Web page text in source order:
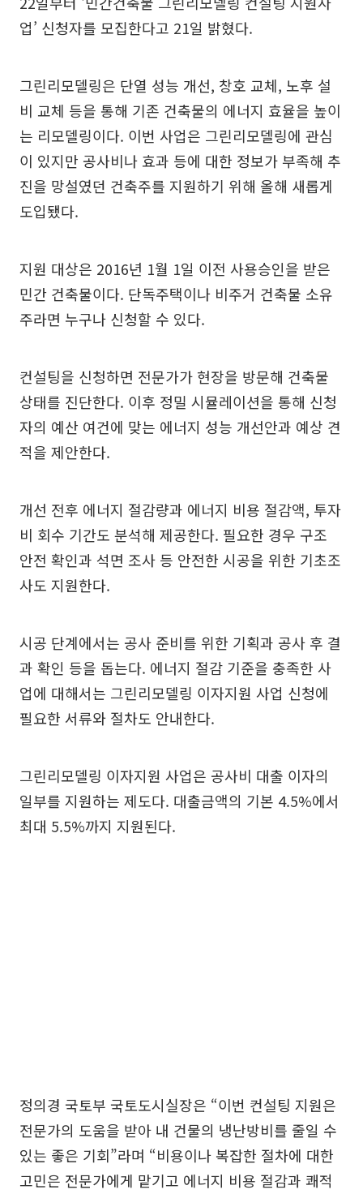
업’ 신청자를 모집한다고 21일 밝혔다.
그린리모델링은 단열 성능 개선, 창호 교체, 노후 설
비 교체 등을 통해 기존 건축물의 에너지 효율을 높이
는 리모델링이다. 이번 사업은 그린리모델링에 관심
이 있지만 공사비나 효과 등에 대한 정보가 부족해 추
진을 망설였던 건축주를 지원하기 위해 올해 새롭게
도입됐다.
지원 대상은 2016년 1월 1일 이전 사용승인을 받은
민간 건축물이다. 단독주택이나 비주거 건축물 소유
주라면 누구나 신청할 수 있다.
컨설팅을 신청하면 전문가가 현장을 방문해 건축물
상태를 진단한다. 이후 정밀 시뮬레이션을 통해 신청
자의 예산 여건에 맞는 에너지 성능 개선안과 예상 견
적을 제안한다.
개선 전후 에너지 절감량과 에너지 비용 절감액, 투자
비 회수 기간도 분석해 제공한다. 필요한 경우 구조
안전 확인과 석면 조사 등 안전한 시공을 위한 기초조
사도 지원한다.
시공 단계에서는 공사 준비를 위한 기획과 공사 후 결
과 확인 등을 돕는다. 에너지 절감 기준을 충족한 사
업에 대해서는 그린리모델링 이자지원 사업 신청에
필요한 서류와 절차도 안내한다.
그린리모델링 이자지원 사업은 공사비 대출 이자의
일부를 지원하는 제도다. 대출금액의 기본 4.5%에서
최대 5.5%까지 지원된다.
정의경 국토부 국토도시실장은 “이번 컨설팅 지원은
전문가의 도움을 받아 내 건물의 냉난방비를 줄일 수
있는 좋은 기회”라며 “비용이나 복잡한 절차에 대한
고민은 전문가에게 맡기고 에너지 비용 절감과 쾌적